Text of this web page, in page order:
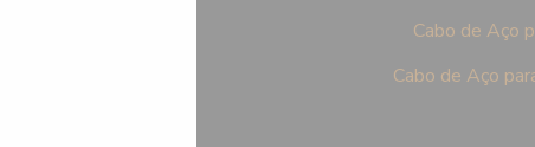
Cabo de Aço
Cabo de Aço